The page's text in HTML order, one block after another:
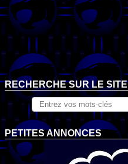
RECHERCHE SUR LE SITE
PETITES ANNONCES